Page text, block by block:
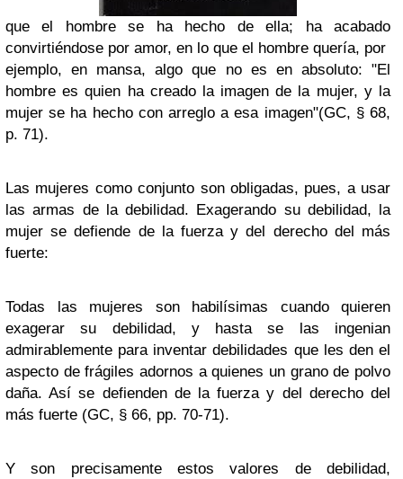
que el hombre se ha hecho de ella; ha acabado
convirtiéndose por amor, en lo que el hombre quería, por
ejemplo, en mansa, algo que no es en absoluto: "El
hombre es quien ha creado la imagen de la mujer, y la
mujer se ha hecho con arreglo a esa imagen"(GC, § 68,
p. 71).
Las mujeres como conjunto son obligadas, pues, a usar
las armas de la debilidad. Exagerando su debilidad, la
mujer se defiende de la fuerza y del derecho del más
fuerte:
Todas las mujeres son habilísimas cuando quieren
exagerar su debilidad, y hasta se las ingenian
admirablemente para inventar debilidades que les den el
aspecto de frágiles adornos a quienes un grano de polvo
daña. Así se defienden de la fuerza y del derecho del
más fuerte (GC, § 66, pp. 70-71).
Y son precisamente estos valores de debilidad,